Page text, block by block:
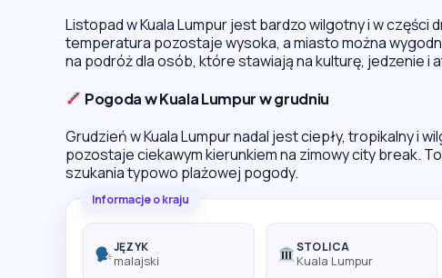
Listopad w Kuala Lumpur jest bardzo wilgotny i w części
temperatura pozostaje wysoka, a miasto można
na podróż dla osób, które stawiają na kulturę, jedzenie i
Pogoda w Kuala Lumpur w grudniu
Grudzień w Kuala Lumpur nadal jest ciepły, tropikalny i
pozostaje ciekawym kierunkiem na zimowy city break.
szukania typowo plażowej pogody.
Informacje o kraju
JĘZYK
malajski
STOLICA
Kuala Lumpur